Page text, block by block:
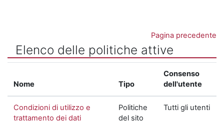
Pagina precedente
Elenco delle politiche attive
Nome Tipo
Consenso
dell'utente
Condizioni di utilizzo e
trattamento dei dati
Politiche
del sito
Tutti gli utenti